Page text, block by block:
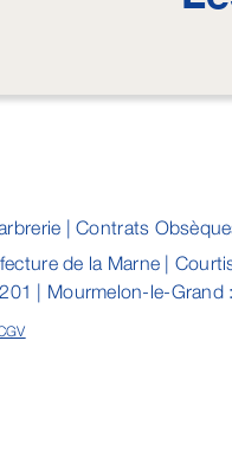
| Contrats
de la Marne |
| Mourmelon-le-Grand